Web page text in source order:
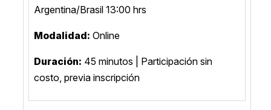
Argentina/Brasil 13:00 hrs
Modalidad: Online
Duración: 45 minutos | Participación sin
costo, previa inscripción